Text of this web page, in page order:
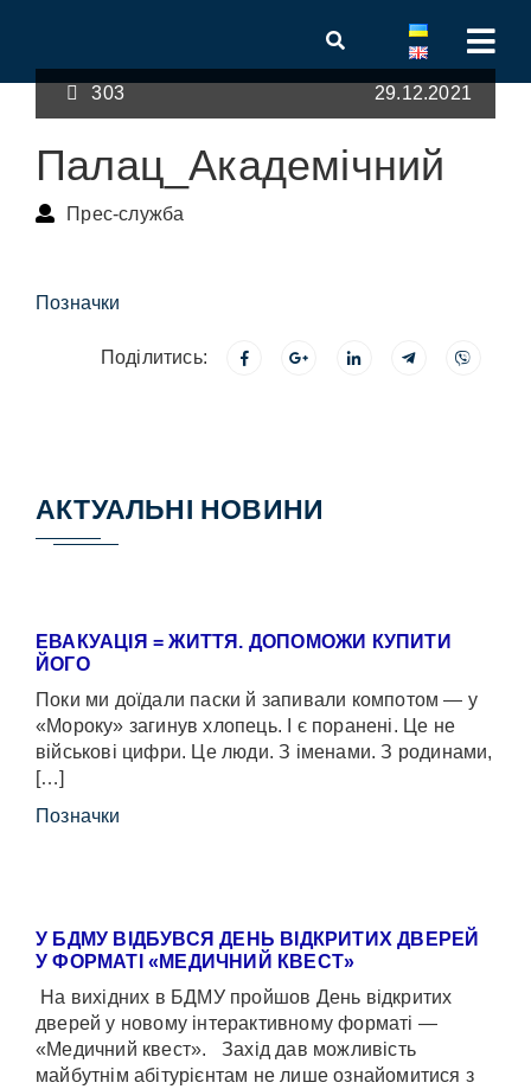
303 29.12.2021
Палац_Академічний
Прес-служба
Позначки
Поділитись:
АКТУАЛЬНІ НОВИНИ
ЕВАКУАЦІЯ = ЖИТТЯ. ДОПОМОЖИ КУПИТИ
ЙОГО
Поки ми доїдали паски й запивали компотом — у
«Мороку» загинув хлопець. І є поранені. Це не
військові цифри. Це люди. З іменами. З родинами,
[…]
Позначки
У БДМУ ВІДБУВСЯ ДЕНЬ ВІДКРИТИХ ДВЕРЕЙ
У ФОРМАТІ «МЕДИЧНИЙ КВЕСТ»
На вихідних в БДМУ пройшов День відкритих
дверей у новому інтерактивному форматі —
«Медичний квест». Захід дав можливість
майбутнім абітурієнтам не лише ознайомитися з